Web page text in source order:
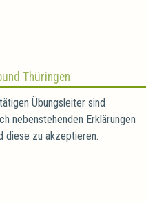
Thüringen
Übungsleiter sind
nebenstehenden Erklärungen
diese zu akzeptieren.